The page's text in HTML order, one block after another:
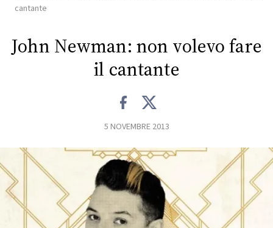
RADIO
NEWS
cantante
John Newman: non volevo fare
il cantante
5 NOVEMBRE 2013